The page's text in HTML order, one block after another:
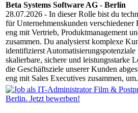
Beta Systems Software AG - Berlin
28.07.2026 - In dieser Rolle bist du
für Unternehmenskunden verschiedener
eng mit Vertrieb, Produktmanagement
zusammen. Du analysierst komplexe
identifizierst
skalierbare, sichere und leistungsstarke
die Geschäftsziele unserer Kunden
eng mit Sales Executives zusammen,